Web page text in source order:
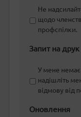
Не
щодо
профспілки.
Запит на
У мене немає
надішліть
відмову від
Оновлення